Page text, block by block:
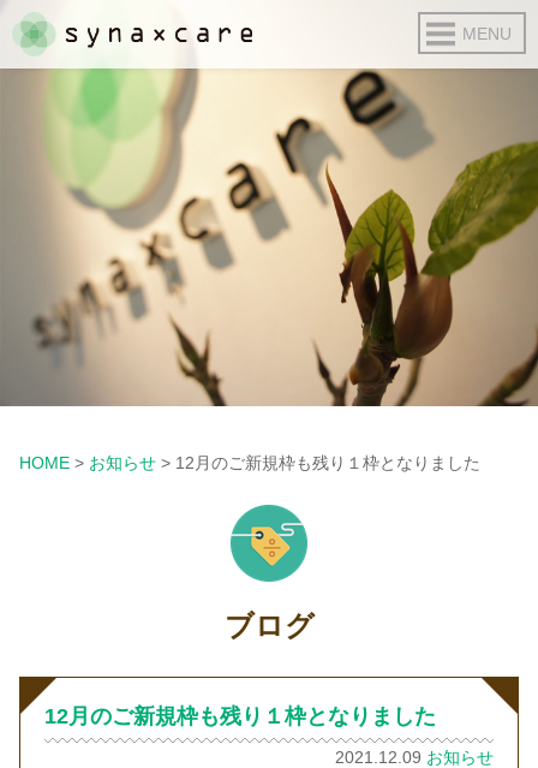
HOME > お知らせ > 12月のご新規枠も残り１枠となりました
ブログ
12月のご新規枠も残り１枠となりました
2021.12.09 お知らせ